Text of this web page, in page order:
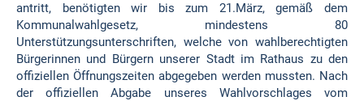
antritt, benötigten wir bis zum 21.März, gemäß dem
Kommunalwahlgesetz, mindestens 80
Unterstützungsunterschriften, welche von wahlberechtigten
Bürgerinnen und Bürgern unserer Stadt im Rathaus zu den
offiziellen Öffnungszeiten abgegeben werden mussten. Nach
der offiziellen Abgabe unseres Wahlvorschlages vom